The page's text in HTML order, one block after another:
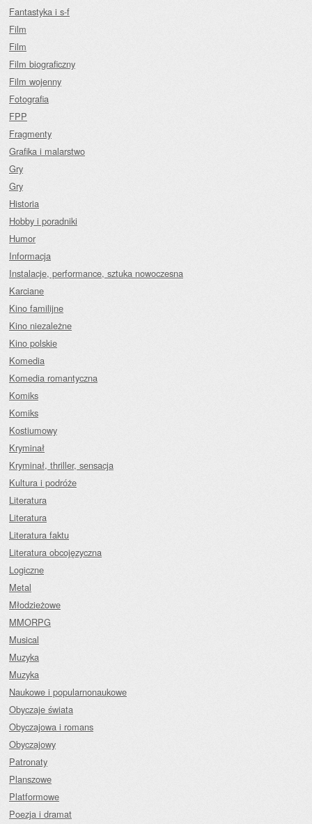
Fantastyka i s-f
Film
Film
Film biograficzny
Film wojenny
Fotografia
FPP
Fragmenty
Grafika i malarstwo
Gry
Gry
Historia
Hobby i poradniki
Humor
Informacja
Instalacje, performance, sztuka nowoczesna
Karciane
Kino familijne
Kino niezależne
Kino polskie
Komedia
Komedia romantyczna
Komiks
Komiks
Kostiumowy
Kryminał
Kryminał, thriller, sensacja
Kultura i podróże
Literatura
Literatura
Literatura faktu
Literatura obcojęzyczna
Logiczne
Metal
Młodzieżowe
MMORPG
Musical
Muzyka
Muzyka
Naukowe i popularnonaukowe
Obyczaje świata
Obyczajowa i romans
Obyczajowy
Patronaty
Planszowe
Platformowe
Poezja i dramat